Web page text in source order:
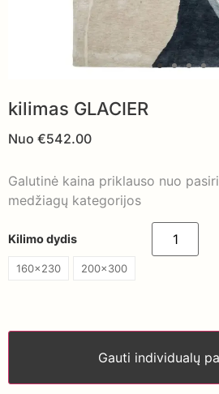
kilimas GLACIER
Nuo €542.00
Galutinė kaina priklauso nuo
medžiagų kategorijos
Kilimo dydis
160x230 200x300
Gauti individualų